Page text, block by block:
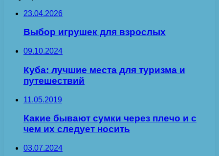
23.04.2026
Выбор игрушек для взрослых
09.10.2024
Куба: лучшие места для туризма и
путешествий
11.05.2019
Какие бывают сумки через плечо и с
чем их следует носить
03.07.2024